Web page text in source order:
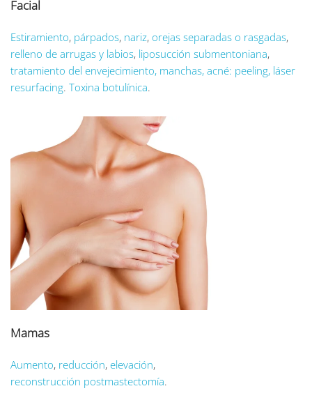
Facial
Estiramiento, párpados, nariz, orejas separadas o rasgadas,
relleno de arrugas y labios, liposucción submentoniana,
tratamiento del envejecimiento, manchas, acné: peeling, láser
resurfacing. Toxina botulínica.
Mamas
Aumento, reducción, elevación,
reconstrucción postmastectomía.